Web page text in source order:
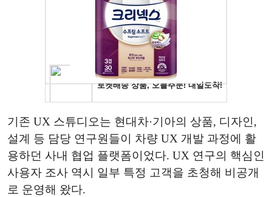
기존 UX 스튜디오는 현대차·기아의 상품, 디자인,
설계 등 담당 연구원들이 차량 UX 개발 과정에 활
용하던 사내 협업 플랫폼이었다. UX 연구의 핵심인
사용자 조사 역시 일부 특정 고객을 초청해 비공개
로 운영해 왔다.